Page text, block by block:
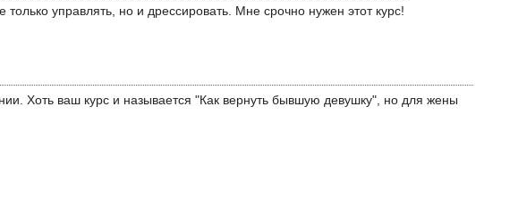
управлять, но и дрессировать. Мне срочно нужен этот курс!
Хоть ваш курс и называется "Как вернуть бывшую девушку", но для жены